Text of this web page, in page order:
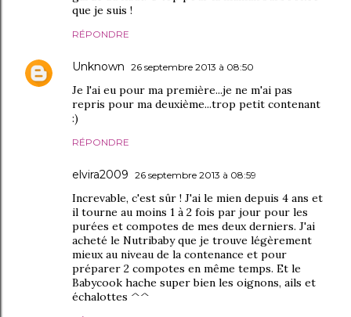
que je suis !
RÉPONDRE
Unknown 26 septembre 2013 à 08:50
Je l'ai eu pour ma première...je ne m'ai pas
repris pour ma deuxième...trop petit contenant
:)
RÉPONDRE
elvira2009 26 septembre 2013 à 08:59
Increvable, c'est sûr ! J'ai le mien depuis 4 ans et
il tourne au moins 1 à 2 fois par jour pour les
purées et compotes de mes deux derniers. J'ai
acheté le Nutribaby que je trouve légèrement
mieux au niveau de la contenance et pour
préparer 2 compotes en même temps. Et le
Babycook hache super bien les oignons, ails et
échalottes ^^